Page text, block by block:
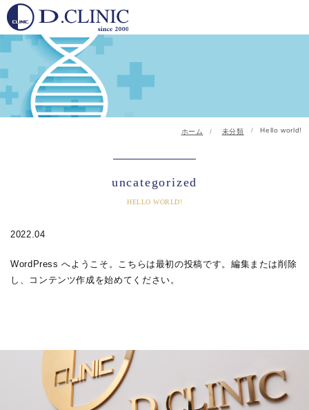
ホーム 未分類 Hello world!
uncategorized
HELLO WORLD!
2022.04
WordPress へようこそ。こちらは最初の投稿です。編集または削除
し、コンテンツ作成を始めてください。